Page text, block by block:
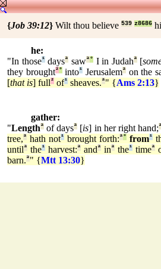
{Job 39:12} Wilt thou believe 539 z8686
he:
"In those¹daysª sawª°I in Judahª[
they brought²°into¹ Jerusalemªon the
[that is] full² of¹ sheaves.ª" {Ams 2:13}
gather:
"Lengthª of daysª [is] in her right hand;ª
tree,ª hath not¹ brought forth:ª° from¹
untilª the¹ harvest:ª andª inª the¹ timeª
barn.ª" {Mtt 13:30}